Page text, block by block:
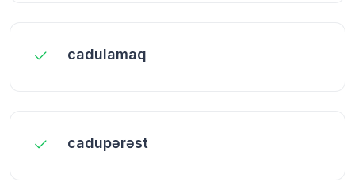
cadulamaq
cadupərəst